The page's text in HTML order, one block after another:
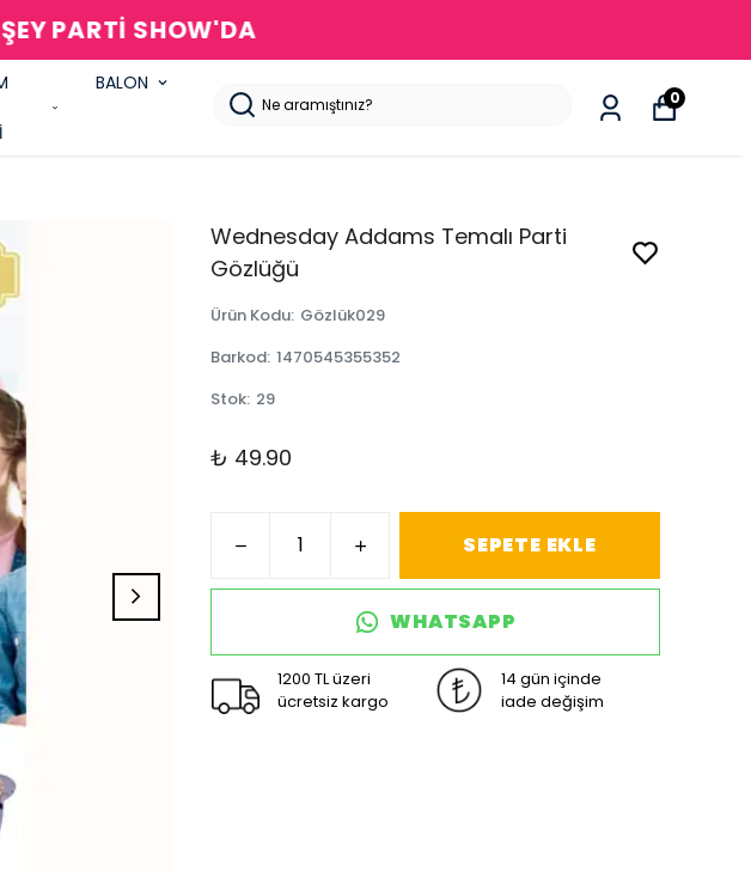
PARTİ SHOW'DA
BALON
0
Wednesday Addams Temalı Parti
Gözlüğü
Ürün Kodu: Gözlük029
Barkod: 1470545355352
Stok: 29
₺ 49.90
SEPETE EKLE
WHATSAPP
1200 TL üzeri
ücretsiz kargo
14 gün içinde
iade değişim